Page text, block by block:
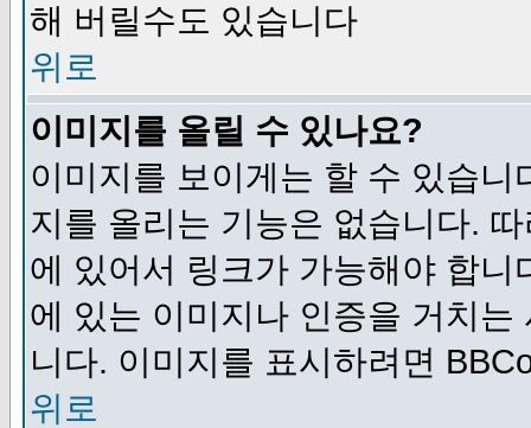
해 버릴수도 있습니다
위로
이미지를 올릴 수 있나요?
이미지를 보이게는 할 수 있습
지를 올리는 기능은 없습니다.
에 있어서 링크가 가능해야 합
에 있는 이미지나 인증을 거치
니다. 이미지를 표시하려면
위로